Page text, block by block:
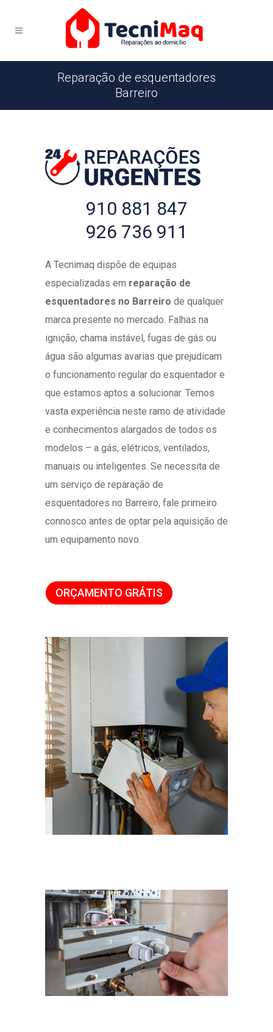
Reparação de esquentadores
Barreiro
910 881 847
926 736 911
A Tecnimaq dispõe de equipas
especializadas em reparação de
esquentadores no Barreiro de qualquer
marca presente no mercado. Falhas na
ignição, chama instável, fugas de gás ou
água são algumas avarias que prejudicam
o funcionamento regular do esquentador e
que estamos aptos a solucionar. Temos
vasta experiência neste ramo de atividade
e conhecimentos alargados de todos os
modelos – a gás, elétricos, ventilados,
manuais ou inteligentes. Se necessita de
um serviço de reparação de
esquentadores no Barreiro, fale primeiro
connosco antes de optar pela aquisição de
um equipamento novo.
ORÇAMENTO GRÁTIS